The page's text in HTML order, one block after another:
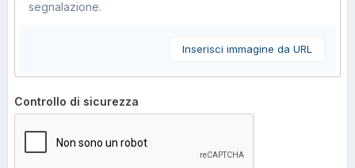
segnalazione.
Inserisci immagine da URL
Controllo di sicurezza